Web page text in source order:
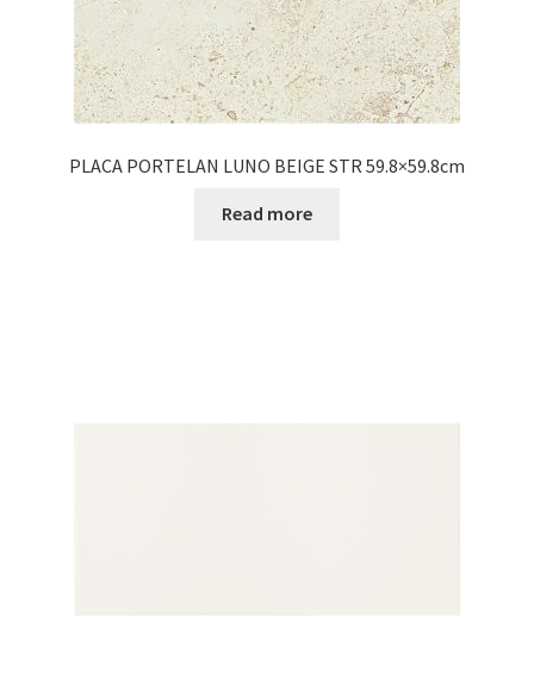
PLACA PORTELAN LUNO BEIGE STR 59.8×59.8cm
Read more